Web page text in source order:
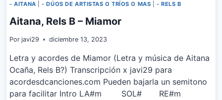
- AITANA |- DÚOS DE ARTISTAS O TRÍOS O MAS - RELS B
Aitana, Rels B – Miamor
Por javi29 diciembre 13, 2023
Letra y acordes de Miamor (Letra y música de Aitana
Ocaña, Rels B?) Transcripción x javi29 para
acordesdcanciones.com Pueden bajarla un semitono
para facilitar Intro LA#m SOL# RE#m